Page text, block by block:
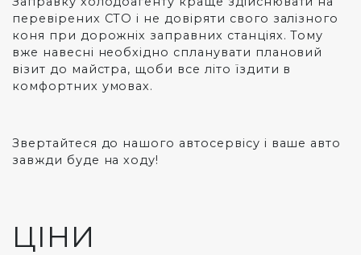
перевірених СТО і не довіряти свого залізного
коня при дорожніх заправних станціях. Тому
вже навесні необхідно спланувати плановий
візит до майстра, щоби все літо їздити в
комфортних умовах.
Звертайтеся до нашого автосервісу і ваше авто
завжди буде на ходу!
ЦІНИ